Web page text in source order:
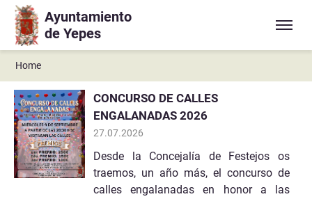
Ir a contenido principal
Ayuntamiento
de Yepes
Home
CONCURSO DE CALLES
ENGALANADAS 2026
27.07.2026
Desde la Concejalía de Festejos os
traemos, un año más, el concurso de
calles engalanadas en honor a las